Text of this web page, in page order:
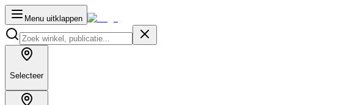
Menu uitklappen
Selecteer